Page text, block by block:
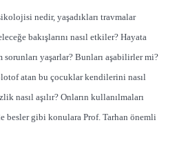
nedir, yaşadıkları travmalar
bakışlarını nasıl etkiler? Hayata
yaşarlar? Bunları aşabilirler mi?
atan bu çocuklar kendilerini nasıl
nasıl aşılır? Onların kullanılmaları
besler gibi konulara Prof. Tarhan önemli